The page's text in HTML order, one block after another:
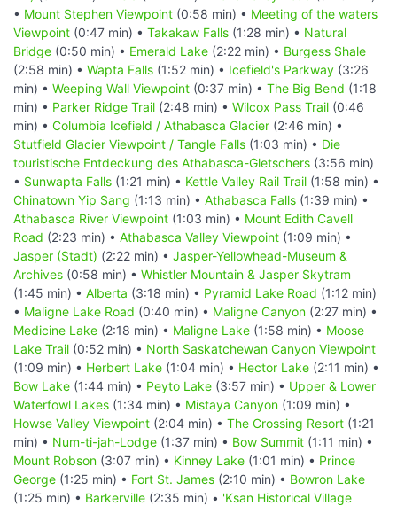
• Mount Stephen Viewpoint (0:58 min) • Meeting of the waters
Viewpoint (0:47 min) • Takakaw Falls (1:28 min) • Natural
Bridge (0:50 min) • Emerald Lake (2:22 min) • Burgess Shale
(2:58 min) • Wapta Falls (1:52 min) • Icefield's Parkway (3:26
min) • Weeping Wall Viewpoint (0:37 min) • The Big Bend (1:18
min) • Parker Ridge Trail (2:48 min) • Wilcox Pass Trail (0:46
min) • Columbia Icefield / Athabasca Glacier (2:46 min) •
Stutfield Glacier Viewpoint / Tangle Falls (1:03 min) • Die
touristische Entdeckung des Athabasca-Gletschers (3:56 min)
• Sunwapta Falls (1:21 min) • Kettle Valley Rail Trail (1:58 min) •
Chinatown Yip Sang (1:13 min) • Athabasca Falls (1:39 min) •
Athabasca River Viewpoint (1:03 min) • Mount Edith Cavell
Road (2:23 min) • Athabasca Valley Viewpoint (1:09 min) •
Jasper (Stadt) (2:22 min) • Jasper-Yellowhead-Museum &
Archives (0:58 min) • Whistler Mountain & Jasper Skytram
(1:45 min) • Alberta (3:18 min) • Pyramid Lake Road (1:12 min)
• Maligne Lake Road (0:40 min) • Maligne Canyon (2:27 min) •
Medicine Lake (2:18 min) • Maligne Lake (1:58 min) • Moose
Lake Trail (0:52 min) • North Saskatchewan Canyon Viewpoint
(1:09 min) • Herbert Lake (1:04 min) • Hector Lake (2:11 min) •
Bow Lake (1:44 min) • Peyto Lake (3:57 min) • Upper & Lower
Waterfowl Lakes (1:34 min) • Mistaya Canyon (1:09 min) •
Howse Valley Viewpoint (2:04 min) • The Crossing Resort (1:21
min) • Num-ti-jah-Lodge (1:37 min) • Bow Summit (1:11 min) •
Mount Robson (3:07 min) • Kinney Lake (1:01 min) • Prince
George (1:25 min) • Fort St. James (2:10 min) • Bowron Lake
(1:25 min) • Barkerville (2:35 min) • 'Ksan Historical Village